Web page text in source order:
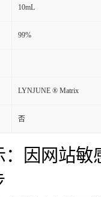
10mL
99%
LYNJUNE ® Matrix
否
因网站